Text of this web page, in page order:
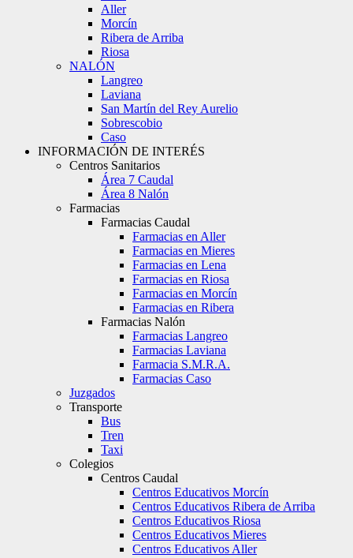
Aller
Morcín
Ribera de Arriba
Riosa
NALÓN
Langreo
Laviana
San Martín del Rey Aurelio
Sobrescobio
Caso
INFORMACIÓN DE INTERÉS
Centros Sanitarios
Área 7 Caudal
Área 8 Nalón
Farmacias
Farmacias Caudal
Farmacias en Aller
Farmacias en Mieres
Farmacias en Lena
Farmacias en Riosa
Farmacias en Morcín
Farmacias en Ribera
Farmacias Nalón
Farmacias Langreo
Farmacias Laviana
Farmacia S.M.R.A.
Farmacias Caso
Juzgados
Transporte
Bus
Tren
Taxi
Colegios
Centros Caudal
Centros Educativos Morcín
Centros Educativos Ribera de Arriba
Centros Educativos Riosa
Centros Educativos Mieres
Centros Educativos Aller